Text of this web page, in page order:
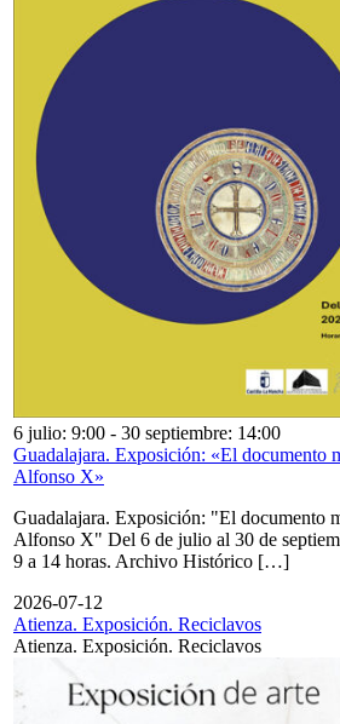
6 julio: 9:00 - 30 septiembre: 14:00
Guadalajara. Exposición: «El documento
Alfonso X»
Guadalajara. Exposición: "El documento
Alfonso X" Del 6 de julio al 30 de
9 a 14 horas. Archivo Histórico […]
2026-07-12
Atienza. Exposición. Reciclavos
Atienza. Exposición. Reciclavos